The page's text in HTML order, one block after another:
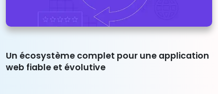
Un écosystème complet pour une application
web fiable et évolutive